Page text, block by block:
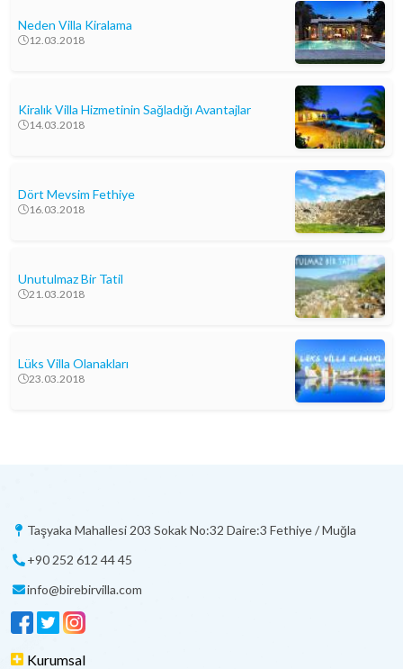
Neden Villa Kiralama
12.03.2018
Kiralık Villa Hizmetinin Sağladığı Avantajlar
14.03.2018
Dört Mevsim Fethiye
16.03.2018
Unutulmaz Bir Tatil
21.03.2018
Lüks Villa Olanakları
23.03.2018
Taşyaka Mahallesi 203 Sokak No:32 Daire:3 Fethiye / Muğla
+90 252 612 44 45
info@birebirvilla.com
Kurumsal